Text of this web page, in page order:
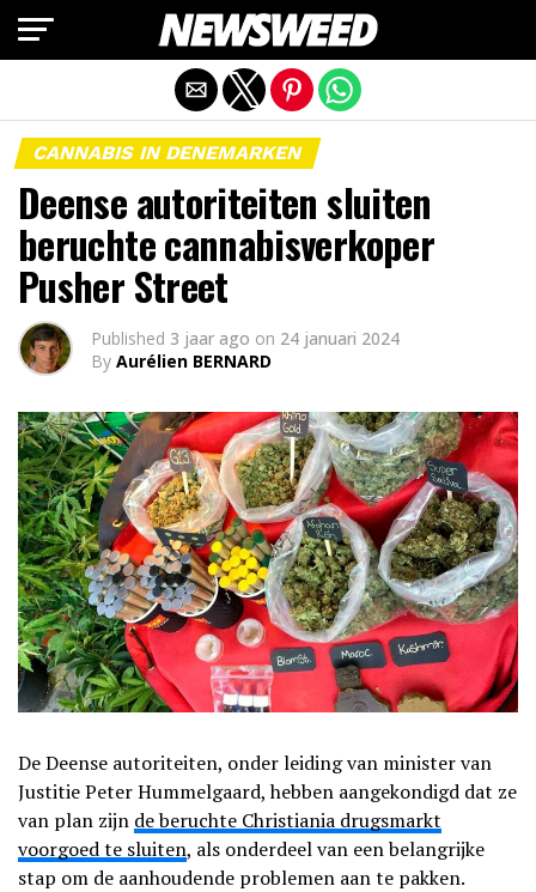
CANNABIS IN DENEMARKEN
Deense autoriteiten sluiten
beruchte cannabisverkoper
Pusher Street
Published 3 jaar ago on 24 januari 2024
By Aurélien BERNARD
De Deense autoriteiten, onder leiding van minister van
Justitie Peter Hummelgaard, hebben aangekondigd dat ze
van plan zijn de beruchte Christiania drugsmarkt
voorgoed te sluiten, als onderdeel van een belangrijke
stap om de aanhoudende problemen aan te pakken.
Mobiele versie afsluiten